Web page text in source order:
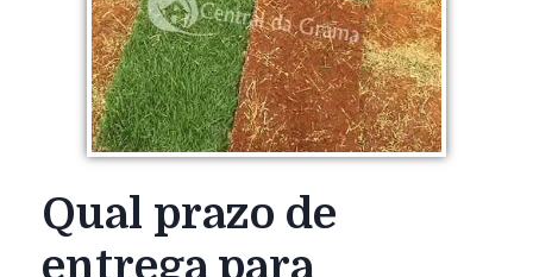
Qual prazo de
entrega para